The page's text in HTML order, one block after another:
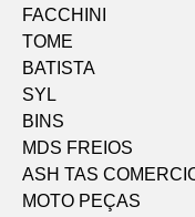
FACCHINI
TOME
BATISTA
SYL
BINS
MDS FREIOS
ASH TAS
MOTO PEÇAS